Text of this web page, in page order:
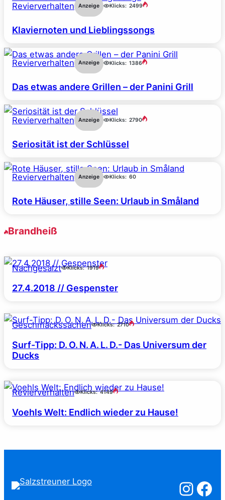
Revierverhalten Anzeige Klicks: 2499
Klaviernoten und Lieblingssongs
Revierverhalten Anzeige Klicks: 1386
Das etwas andere Grillen – der Panini Grill
Revierverhalten Anzeige Klicks: 2790
Seriosität ist der Schlüssel
Revierverhalten Anzeige Klicks: 60
Rote Häuser, stille Seen: Urlaub in Småland
Brandheiß
Nachgesalzt Klicks: 1919
27.4.2018 // Gespenster
Geschmackssachen Klicks: 2710
Surf-Tipp: D. O. N. A. L. D.- Das Universum der
Ducks
Revierverhalten Klicks: 4149
Voehls Welt: Endlich wieder zu Hause!
Salzstreuner